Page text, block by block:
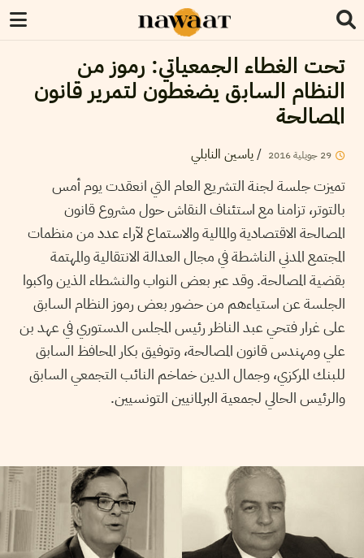
تحت الغطاء الجمعياتي: رموز من
النظام السابق يضغطون لتمرير قانون
المصالحة
29 جويلية2016
/ياسين النابلي
تميزت جلسة لجنة التشريع العام التي انعقدت يوم أمس
بالتوتر، تزامنا مع استئناف النقاش حول مشروع قانون
المصالحة الاقتصادية والمالية والاستماع لآراء عدد من منظمات
المجتمع المدني الناشطة في مجال العدالة الانتقالية والمهتمة
بقضية المصالحة. وقد عبر بعض النواب والنشطاء الذين واكبوا
الجلسة عن استياءهم من حضور بعض رموز النظام السابق
على غرار فتحي عبد الناظر رئيس المجلس الدستوري في عهد بن
علي ومهندس قانون المصالحة، وتوفيق بكار المحافظ السابق
للبنك المركزي، وجمال الدين خماخم النائب التجمعي السابق
والرئيس الحالي لجمعية البرلمانيين التونسيين.